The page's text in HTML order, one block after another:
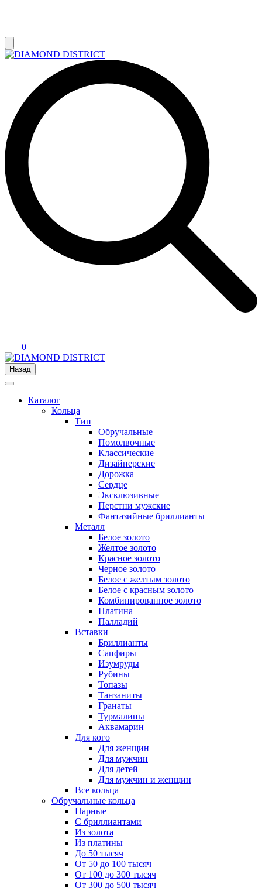
0
Назад
Каталог
Кольца
Тип
Обручальные
Помолвочные
Классические
Дизайнерские
Дорожка
Сердце
Эксклюзивные
Перстни мужские
Фантазийные бриллианты
Металл
Белое золото
Желтое золото
Красное золото
Черное золото
Белое с желтым золото
Белое с красным золото
Комбинированное золото
Платина
Палладий
Вставки
Бриллианты
Сапфиры
Изумруды
Рубины
Топазы
Танзаниты
Гранаты
Турмалины
Аквамарин
Для кого
Для женщин
Для мужчин
Для детей
Для мужчин и женщин
Все кольца
Обручальные кольца
Парные
С бриллиантами
Из золота
Из платины
До 50 тысяч
От 50 до 100 тысяч
От 100 до 300 тысяч
От 300 до 500 тысяч